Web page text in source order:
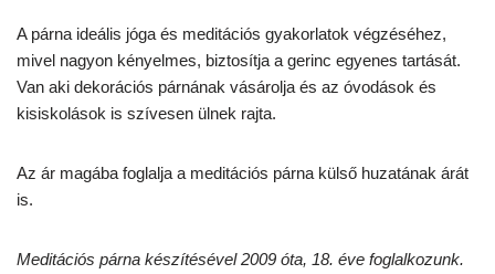
A párna ideális jóga és meditációs gyakorlatok végzéséhez,
mivel nagyon kényelmes, biztosítja a gerinc egyenes tartását.
Van aki dekorációs párnának vásárolja és az óvodások és
kisiskolások is szívesen ülnek rajta.
Az ár magába foglalja a meditációs párna külső huzatának árát
is.
Meditációs párna készítésével 2009 óta, 18. éve foglalkozunk.